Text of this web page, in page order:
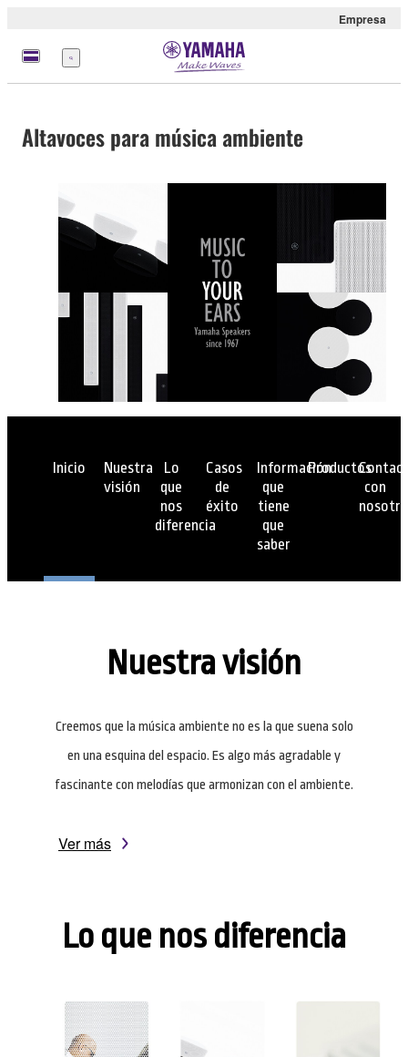
Empresa
Menú
Altavoces para música ambiente
Inicio
Nuestra
visión
Lo
que
nos
diferencia
Casos
de
éxito
Información
que
tiene
que
saber
Productos
con
Nuestra visión
Creemos que la música ambiente no es la que suena solo
en una esquina del espacio. Es algo más agradable y
fascinante con melodías que armonizan con el ambiente.
Ver más
Lo que nos diferencia